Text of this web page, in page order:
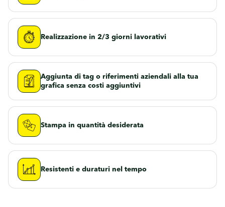
Realizzazione in 2/3 giorni lavorativi
Aggiunta di tag o riferimenti aziendali alla tua
grafica senza costi aggiuntivi
Stampa in quantità desiderata
Resistenti e duraturi nel tempo